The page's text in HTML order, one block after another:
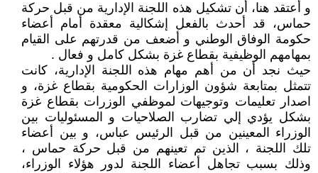
و أعتقد هنا، أن تشكيل هذه اللجنة الإدارية من قبل حركة
حماس، قد أحدث بالفعل إشكالية معقدة أمام أعضاء
حكومة الوفاق الوطني و أضعف من قدرتهم على القيام
بمهامهم الوظيفية بقطاع غزة بشكل كامل و فعال .
حيث نجد أن من أهم مهام هذه اللجنة الإدارية، كانت
تتمثل بمتابعة شؤون الوزارات الحكومية بقطاع غزة، و
اصدار تعليمات وتوجيهات لموظفي الوزرات بقطاع غزة
بشكل يؤدي إلي تضارب الصلاحيات و المسئوليات بين
الوزراء المعينين من قبل الرئيس عباس، و بين أعضاء
تلك اللجنة ، الذين تم تعينهم من قبل حركة حماس ،
وذلك بسبب تجاهل أعضاء اللجنة لدور هؤلاء الوزراء،